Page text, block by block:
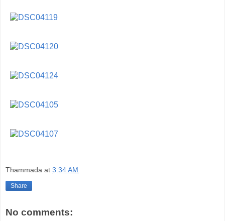
Thammada at 3:34 AM
Share
No comments: